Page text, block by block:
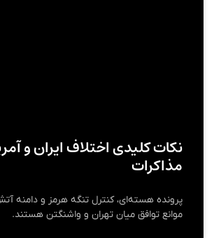
نکات کلیدی اختلاف ایران و
مذاکرات
پرونده هسته‌ای، کنترل تنگه هرمز و دامنه
موانع توافق میان تهران و واشنگتن هستند.